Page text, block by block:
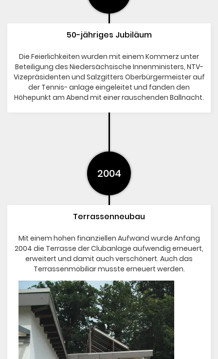
50-jähriges Jubiläum
Die Feierlichkeiten wurden mit einem Kommerz unter
Beteiligung des Niedersächsische Innenministers, NTV-
Vizepräsidenten und Salzgitters Oberbürgermeister auf
der Tennis- anlage eingeleitet und fanden den
Höhepunkt am Abend mit einer rauschenden Ballnacht.
2004
Terrassenneubau
Mit einem hohen finanziellen Aufwand wurde Anfang
2004 die Terrasse der Clubanlage aufwendig erneuert,
erweitert und damit auch verschönert. Auch das
Terrassenmobiliar musste erneuert werden.